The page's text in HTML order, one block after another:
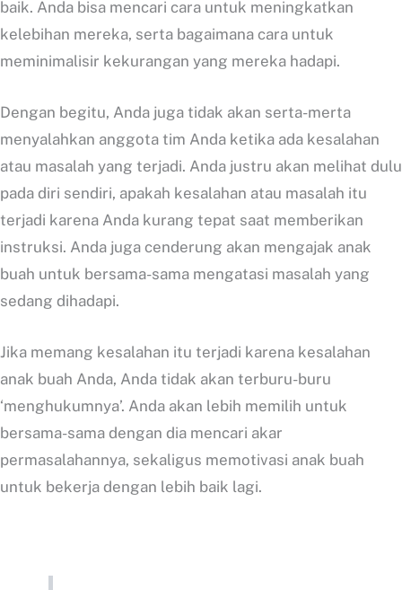
baik. Anda bisa mencari cara untuk meningkatkan
kelebihan mereka, serta bagaimana cara untuk
meminimalisir kekurangan yang mereka hadapi.
Dengan begitu, Anda juga tidak akan serta-merta
menyalahkan anggota tim Anda ketika ada kesalahan
atau masalah yang terjadi. Anda justru akan melihat dulu
pada diri sendiri, apakah kesalahan atau masalah itu
terjadi karena Anda kurang tepat saat memberikan
instruksi. Anda juga cenderung akan mengajak anak
buah untuk bersama-sama mengatasi masalah yang
sedang dihadapi.
Jika memang kesalahan itu terjadi karena kesalahan
anak buah Anda, Anda tidak akan terburu-buru
‘menghukumnya’. Anda akan lebih memilih untuk
bersama-sama dengan dia mencari akar
permasalahannya, sekaligus memotivasi anak buah
untuk bekerja dengan lebih baik lagi.